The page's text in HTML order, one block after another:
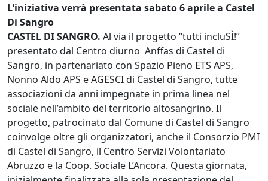
L'iniziativa verrà presentata sabato 6 aprile a Castel
Di Sangro
CASTEL DI SANGRO. Al via il progetto “tutti incluSÌ!”
presentato dal Centro diurno Anffas di Castel di
Sangro, in partenariato con Spazio Pieno ETS APS,
Nonno Aldo APS e AGESCI di Castel di Sangro, tutte
associazioni da anni impegnate in prima linea nel
sociale nell’ambito del territorio altosangrino. Il
progetto, patrocinato dal Comune di Castel di Sangro
coinvolge oltre gli organizzatori, anche il Consorzio PMI
di Castel di Sangro, il Centro Servizi Volontariato
Abruzzo e la Coop. Sociale L’Ancora. Questa giornata,